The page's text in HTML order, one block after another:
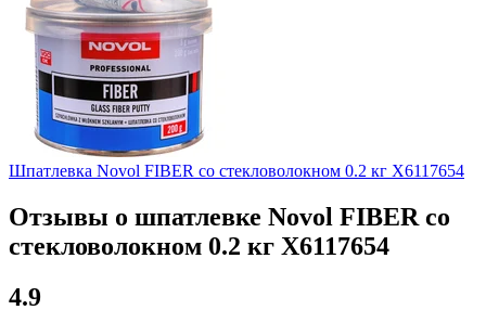
Шпатлевка Novol FIBER со стекловолокном 0.2 кг X6117654
Отзывы о шпатлевке Novol FIBER со
стекловолокном 0.2 кг X6117654
4.9